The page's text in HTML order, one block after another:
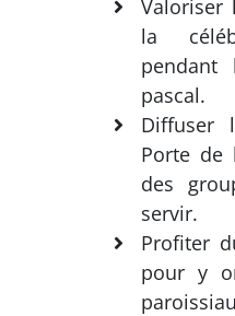
Valoriser
la
pascal.
Diffuser
Porte de
des
servir.
Profiter
pour y